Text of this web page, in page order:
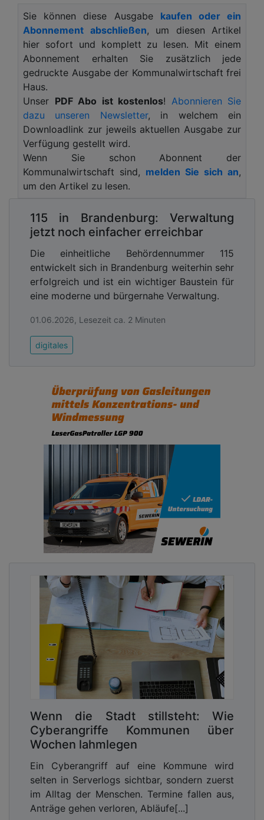
Lage, effektive IT-Sicherheit sicherzustellen. Ein
Ausweg aus dem Dilemma bietet ein
gemanagtes Security Operations Center (SOC).
Städte und kommunale Dienstleister stehen im
Visier von Cyberkriminellen. Das zeigen die
erfolgreichen Angriffe in den letzten Jahren auf die
Südwestfalen-IT sowie die Städte Witten oder
Siegen – und das sind nur ein paar Beispiele.
Früher war der klassische Virenschutz auch in
Kommunen die Standardlösung, um
Schadprogramme zuverlässig aufzuspüren und zu
stoppen. Heute funktioniert dies nur noch
Taktiken angepasst und verändert: Sie setzen auf
dateilose Vektoren und nutzen beispielsweise
Sicherheitslücken in Anwendungen aus, um in die
IT-Systeme einzudringen. Oft existieren hierfür
bereits Updates, diese werden aus Zeitmangel in
der IT-Abteilung aber nur verzögert eingespielt.
Eine weitere Möglichkeit ist das Ausnutzen
Verbindung mit anderen Tools und Aktionen einen
Angriff ermöglichen. Zudem setzen die Kriminellen
auf ausgefeiltes Social Engineering in Form von
Systeme zu erhalten. Bei diesen Angriffsformen ist
ein klassischer Virenschutz nur begrenzt effektiv.
Erkennt eine Sicherheitslösung ein
Schadprogramm, ist der Angriff oft schon weiter
vorangeschritten.
Abonnieren Sie unseren Newsletter mit
Link zur kostenlosen PDF Ausgabe der
Kommunalwirtschaft!
Ein weiteres Problem sind die oft hochkomplexe
und deren Einrichtungen, die eine Absicherung
erschweren. Sinnvoll ist daher ein umfassenderes
Security-Konzept. Dieses sollte eine
Angriffserkennung in einem frühen Stadium
ermöglichen. Nur so ist es möglich, den Schaden
möglichst klein zu halten und zum Beispiel den
vollständigen Ausfall von kommunalen IT-
Systemen zu verhindern.
24/7 ist Pflicht
Cyberkriminalität ist ein „Rund-um-die-Uhr-
Geschäft“. Die Angreifergruppen sind auch nachts,
an Wochenenden und an Feiertagen aktiv. Effektive
ganzen Tag und an 365 Tagen im Jahr
gewährleistet sein, ansonsten ist sie lückenhaft
und uneffektiv – dies kann ein klassischer
Virenschutz nicht leisten. Die Aufgabe einer
Sie können diese Ausgabe kaufen oder ein
Abonnement abschließen, um diesen Artikel
hier sofort und komplett zu lesen. Mit einem
Abonnement erhalten Sie zusätzlich jede
gedruckte Ausgabe der Kommunalwirtschaft frei
Haus.
Unser PDF Abo ist kostenlos! Abonnieren Sie
dazu unseren Newsletter, in welchem ein
Downloadlink zur jeweils aktuellen Ausgabe zur
Verfügung gestellt wird.
Wenn Sie schon Abonnent der
Kommunalwirtschaft sind, melden Sie sich an,
um den Artikel zu lesen.
115 in Brandenburg: Verwaltung
jetzt noch einfacher erreichbar
Die einheitliche Behördennummer 115
entwickelt sich in Brandenburg weiterhin sehr
erfolgreich und ist ein wichtiger Baustein für
eine moderne und bürgernahe Verwaltung.
01.06.2026, Lesezeit ca. 2 Minuten
digitales
Wenn die Stadt stillsteht: Wie
Cyberangriffe Kommunen über
Wochen lahmlegen
Ein Cyberangriff auf eine Kommune wird
selten in Serverlogs sichtbar, sondern zuerst
im Alltag der Menschen. Termine fallen aus,
Anträge gehen verloren, Abläufe[...]